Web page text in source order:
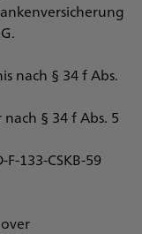
nach § 34 f Abs.
§ 34 f Abs. 5
133-CSKB-59